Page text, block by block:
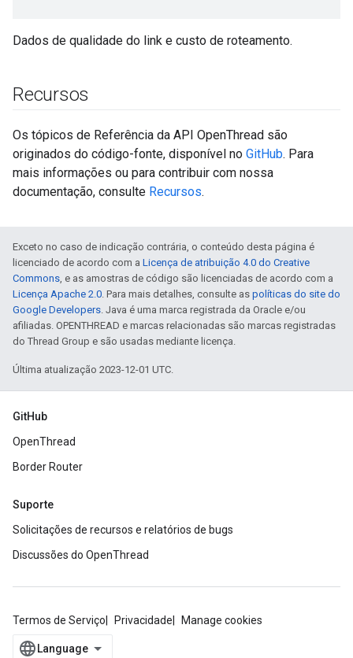
Dados de qualidade do link e custo de roteamento.
Recursos
Os tópicos de Referência da API OpenThread são
originados do código-fonte, disponível no GitHub. Para
mais informações ou para contribuir com nossa
documentação, consulte Recursos.
Exceto no caso de indicação contrária, o conteúdo desta página é
licenciado de acordo com a Licença de atribuição 4.0 do Creative
Commons, e as amostras de código são licenciadas de acordo com a
Licença Apache 2.0. Para mais detalhes, consulte as políticas do site do
Google Developers. Java é uma marca registrada da Oracle e/ou
afiliadas. OPENTHREAD e marcas relacionadas são marcas registradas
do Thread Group e são usadas mediante licença.
Última atualização 2023-12-01 UTC.
GitHub
OpenThread
Border Router
Suporte
Solicitações de recursos e relatórios de bugs
Discussões do OpenThread
Termos de Serviço Privacidade Manage cookies